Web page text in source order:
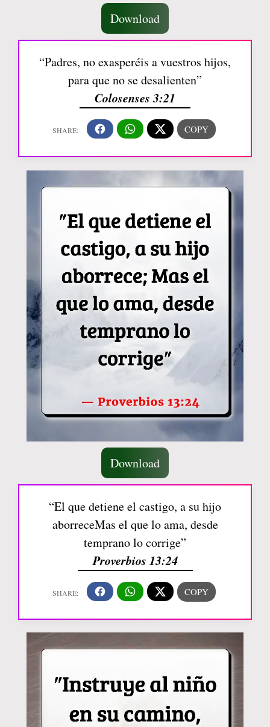
Download
“Padres, no exasperéis a vuestros hijos,
para que no se desalienten”
Colosenses 3:21
Download
“El que detiene el castigo, a su hijo
aborreceMas el que lo ama, desde
temprano lo corrige”
Proverbios 13:24